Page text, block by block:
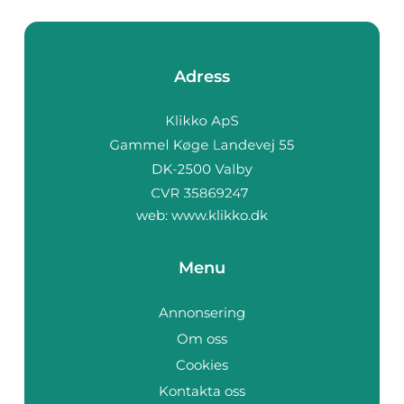
Adress
web: www.klikko.dk
Menu
Annonsering
Om oss
Cookies
Kontakta oss